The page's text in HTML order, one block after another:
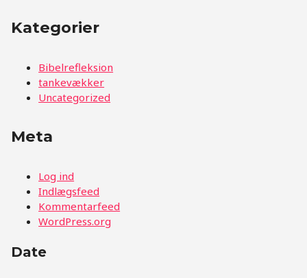
Kategorier
Bibelrefleksion
tankevækker
Uncategorized
Meta
Log ind
Indlægsfeed
Kommentarfeed
WordPress.org
Date